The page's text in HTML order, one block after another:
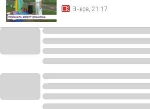
Вчера, 21:17